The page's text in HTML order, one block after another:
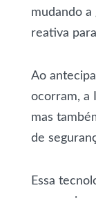
mudando a
reativa
Ao
ocorram, a
mas
de
Essa